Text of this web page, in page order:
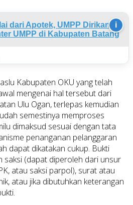
dari Apotek, UMPP Dirikan
UMPP di Kabupaten Batang
i
Kabupaten OKU yang telah
mengenai hal tersebut dari
Ulu Ogan, terlepas kemudian
semestinya memproses
dimaksud sesuai dengan tata
penanganan pelanggaran
dapat dikatakan cukup. Bukti
saksi (dapat diperoleh dari unsur
atau saksi parpol), surat atau
atau jika dibutuhkan keterangan